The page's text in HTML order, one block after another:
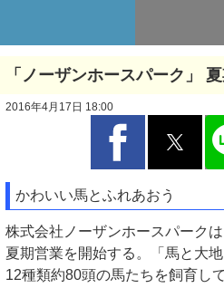
「ノーザンホースパーク」
2016年4月17日 18:00
かわいい馬とふれあおう
株式会社ノーザンホースパーク
夏期営業を開始する。「馬と大
12種類約80頭の馬たちを飼育し